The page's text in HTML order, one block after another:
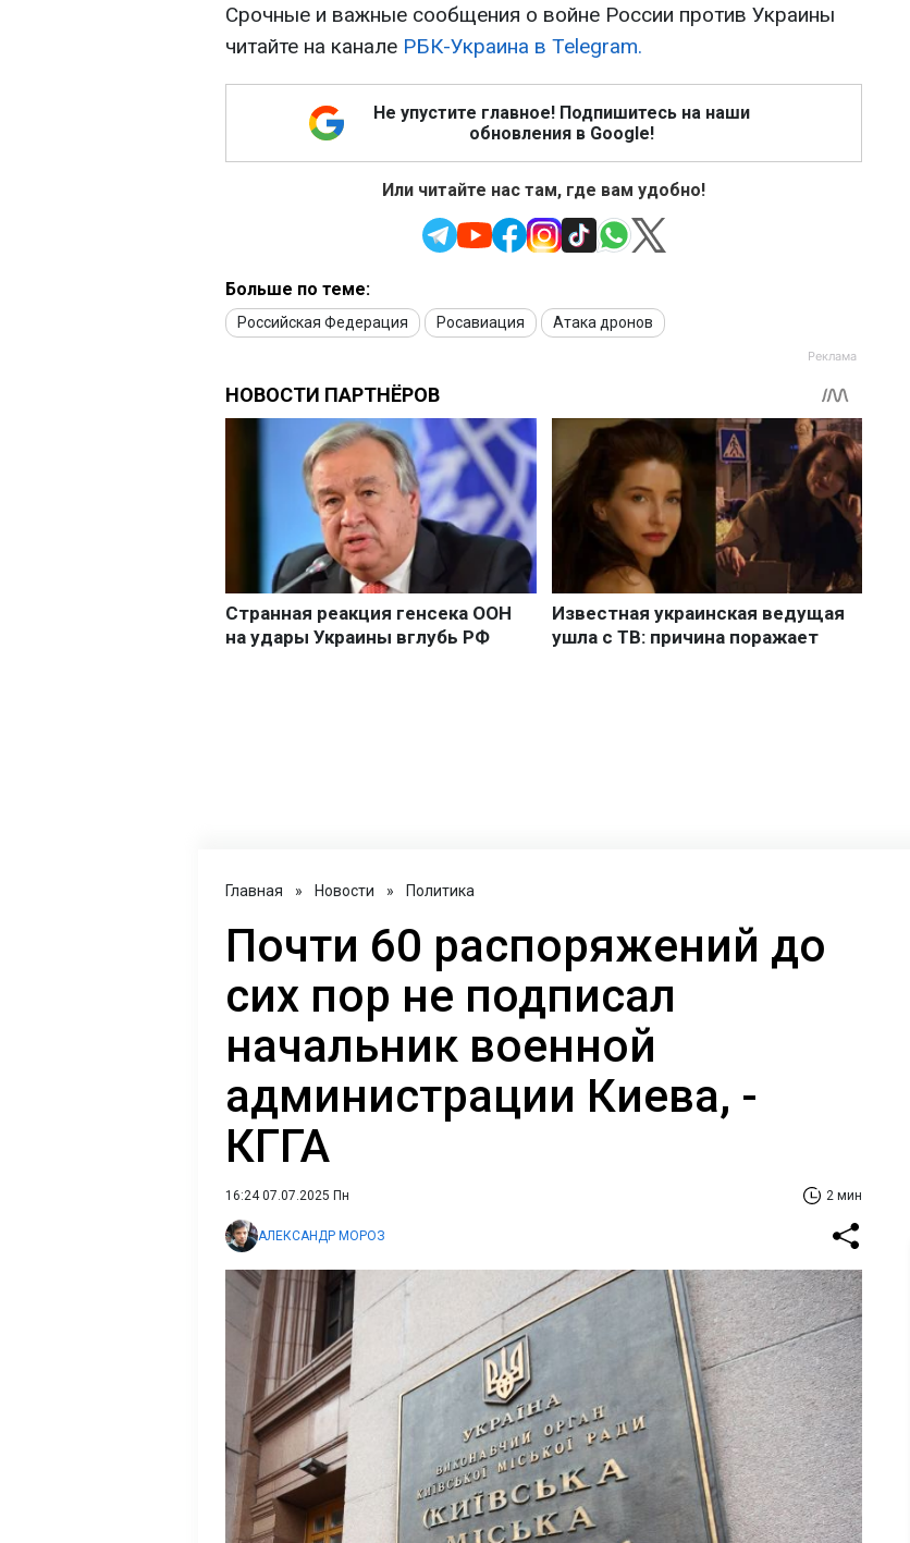
Срочные и важные сообщения о войне России против Украины
читайте на канале РБК-Украина в Telegram.
Не упустите главное! Подпишитесь на наши
обновления в Google!
Или читайте нас там, где вам удобно!
Больше по теме:
Российская Федерация Росавиация Атака дронов
Главная » Новости » Политика
Почти 60 распоряжений до
сих пор не подписал
начальник военной
администрации Киева, -
КГГА
16:24 07.07.2025 Пн 2 мин
АЛЕКСАНДР МОРОЗ